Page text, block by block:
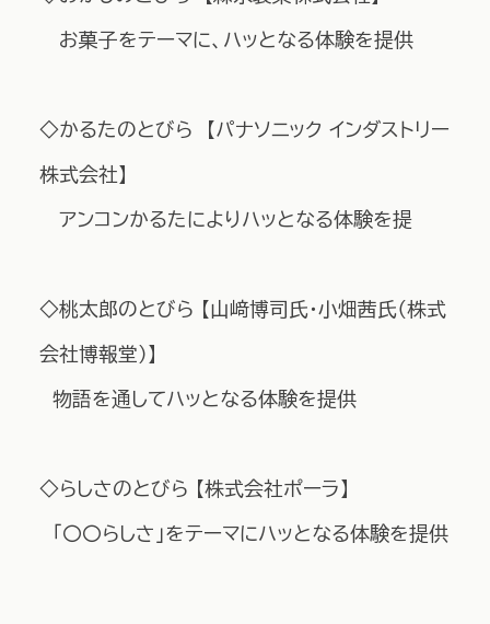
お菓子をテーマに、ハッとなる体験を提供
◇かるたのとびら 【パナソニック インダストリー
株式会社】
アンコンかるたによりハッとなる体験を提
◇桃太郎のとびら 【山﨑博司氏・小畑茜氏（株式
会社博報堂）】
物語を通してハッとなる体験を提供
◇らしさのとびら 【株式会社ポーラ】
「〇〇らしさ」をテーマにハッとなる体験を提供